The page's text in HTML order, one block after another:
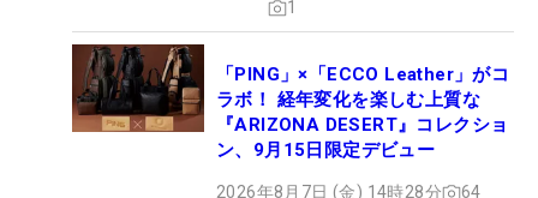
1
「PING」×「ECCO Leather」がコ
ラボ！ 経年変化を楽しむ上質な
『ARIZONA DESERT』コレクショ
ン、9月15日限定デビュー
2026年8月7日 (金) 14時28分 64